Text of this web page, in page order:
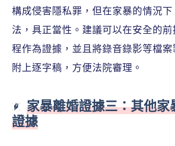
構成侵害隱私罪，但在家暴的情況
法，具正當性。建議可以在安全的
程作為證據，並且將錄音錄影等檔
附上逐字稿，方便法院審理。
家暴離婚證據三：其他家
證據